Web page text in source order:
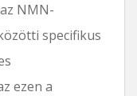
NMN-
specifikus
ezen a